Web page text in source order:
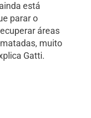
está
parar o
áreas
muito
Gatti.